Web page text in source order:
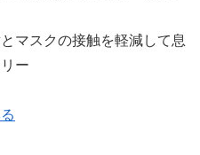
マスクの接触を軽減して息
ー